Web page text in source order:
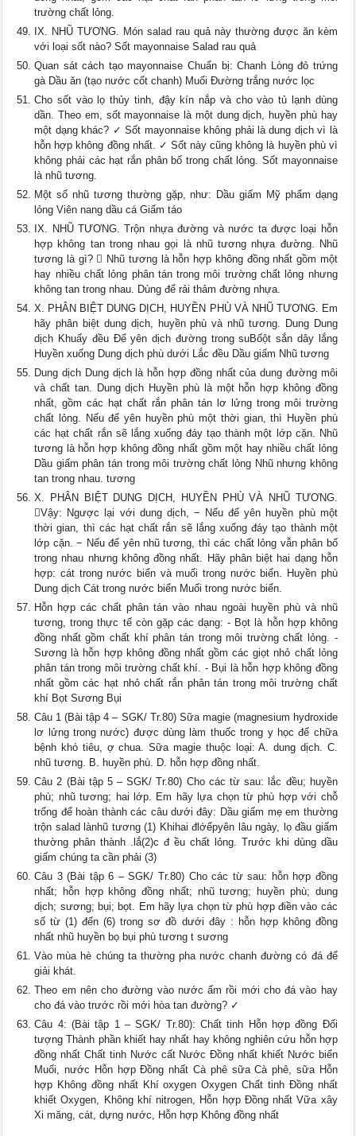
trường chất lỏng.
IX. NHŨ TƯƠNG. Món salad rau quả này thường được ăn kèm
với loại sốt nào? Sốt mayonnaise Salad rau quả
Quan sát cách tạo mayonnaise Chuẩn bị: Chanh Lòng đỏ trứng
gà Dầu ăn (tạo nước cốt chanh) Muối Đường trắng nước lọc
Cho sốt vào lọ thủy tinh, đậy kín nắp và cho vào tủ lạnh dùng
dần. Theo em, sốt mayonnaise là một dung dịch, huyền phù hay
một dạng khác? ✓ Sốt mayonnaise không phải là dung dịch vì là
hỗn hợp không đồng nhất. ✓ Sốt này cũng không là huyền phù vì
không phải các hạt rắn phân bố trong chất lỏng. Sốt mayonnaise
là nhũ tương.
Một số nhũ tương thường gặp, như: Dầu giấm Mỹ phẩm dạng
lỏng Viên nang dầu cá Giấm táo
IX. NHŨ TƯƠNG. Trộn nhựa đường và nước ta được loại hỗn
hợp không tan trong nhau gọi là nhũ tương nhựa đường. Nhũ
tương là gì?  Nhũ tương là hỗn hợp không đồng nhất gồm một
hay nhiều chất lỏng phân tán trong môi trường chất lỏng nhưng
không tan trong nhau. Dùng để rải thảm đường nhựa.
X. PHÂN BIỆT DUNG DỊCH, HUYỀN PHÙ VÀ NHŨ TƯƠNG. Em
hãy phân biệt dung dịch, huyền phù và nhũ tương. Dung Dung
dịch Khuấy đều Để yên dịch đường trong suBốột sắn dây lắng
Huyền xuống Dung dịch phù dưới Lắc đều Dầu giấm Nhũ tương
Dung dịch Dung dịch là hỗn hợp đồng nhất của dung đường môi
và chất tan. Dung dịch Huyền phù là một hỗn hợp không đồng
nhất, gồm các hạt chất rắn phân tán lơ lửng trong môi trường
chất lỏng. Nếu để yên huyền phù một thời gian, thì Huyền phù
các hạt chất rắn sẽ lắng xuống đáy tạo thành một lớp cặn. Nhũ
tương là hỗn hợp không đồng nhất gồm một hay nhiều chất lỏng
Dầu giấm phân tán trong môi trường chất lỏng Nhũ nhưng không
tan trong nhau. tương
X. PHÂN BIỆT DUNG DỊCH, HUYỀN PHÙ VÀ NHŨ TƯƠNG.
Vậy: Ngược lại với dung dịch, − Nếu để yên huyền phù một
thời gian, thì các hạt chất rắn sẽ lắng xuống đáy tạo thành một
lớp cặn. − Nếu để yên nhũ tương, thì các chất lỏng vẫn phân bố
trong nhau nhưng không đồng nhất. Hãy phân biệt hai dạng hỗn
hợp: cát trong nước biển và muối trong nước biển. Huyền phù
Dung dịch Cát trong nước biển Muối trong nước biển.
Hỗn hợp các chất phân tán vào nhau ngoài huyền phù và nhũ
tương, trong thực tế còn gặp các dạng: - Bọt là hỗn hợp không
đồng nhất gồm chất khí phân tán trong môi trường chất lỏng. -
Sương là hỗn hợp không đồng nhất gồm các giọt nhỏ chất lỏng
phân tán trong môi trường chất khí. - Bụi là hỗn hợp không đồng
nhất gồm các hạt nhỏ chất rắn phân tán trong môi trường chất
khí Bọt Sương Bụi
Câu 1 (Bài tập 4 – SGK/ Tr.80) Sữa magie (magnesium hydroxide
lơ lửng trong nước) được dùng làm thuốc trong y học để chữa
bệnh khó tiêu, ợ chua. Sữa magie thuộc loại: A. dung dịch. C.
nhũ tương. B. huyền phù. D. hỗn hợp đồng nhất.
Câu 2 (Bài tập 5 – SGK/ Tr.80) Cho các từ sau: lắc đều; huyền
phù; nhũ tương; hai lớp. Em hãy lựa chọn từ phù hợp với chỗ
trống để hoàn thành các câu dưới đây: Dầu giấm mẹ em thường
trộn salad lànhũ tương (1) Khihai đlớểpyên lâu ngày, lọ đầu giấm
thường phân thành .lắ(2)c đ ều chất lỏng. Trước khi dùng dầu
giấm chúng ta cần phải (3)
Câu 3 (Bài tập 6 – SGK/ Tr.80) Cho các từ sau: hỗn hợp đồng
nhất; hỗn hợp không đồng nhất; nhũ tương; huyền phù; dung
dịch; sương; bụi; bọt. Em hãy lựa chọn từ phù hợp điền vào các
số từ (1) đến (6) trong sơ đồ dưới đây : hỗn hợp không đồng
nhất nhũ huyền bọ bụi phù tương t sương
Vào mùa hè chúng ta thường pha nước chanh đường có đá để
giải khát.
Theo em nên cho đường vào nước ấm rồi mới cho đá vào hay
cho đá vào trước rồi mới hòa tan đường? ✓
Câu 4: (Bài tập 1 – SGK/ Tr.80): Chất tinh Hỗn hợp đồng Đối
tượng Thành phần khiết hay nhất hay không nghiên cứu hỗn hợp
đồng nhất Chất tinh Nước cất Nước Đồng nhất khiết Nước biển
Muối, nước Hỗn hợp Đồng nhất Cà phê sữa Cà phê, sữa Hỗn
hợp Không đồng nhất Khí oxygen Oxygen Chất tinh Đồng nhất
khiết Oxygen, Không khí nitrogen, Hỗn hợp Đồng nhất Vữa xây
Xi măng, cát, dựng nước, Hỗn hợp Không đồng nhất